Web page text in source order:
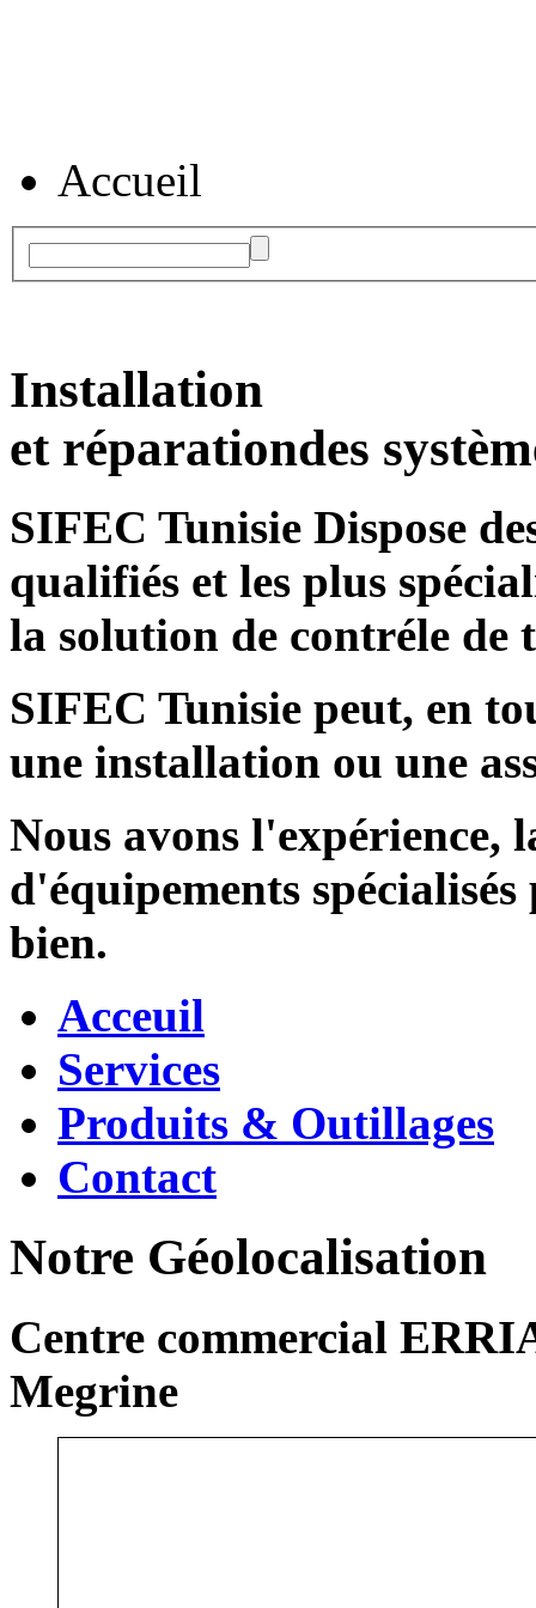
Accueil
Installation
et réparationdes
SIFEC Tunisie Dispose
qualifiés et les plus
la solution de contréle de
SIFEC Tunisie peut, en
une installation ou une
Nous avons l'expérience,
d'équipements
bien.
Acceuil
Services
Produits & Outillages
Contact
Notre Géolocalisation
Centre commercial
Megrine